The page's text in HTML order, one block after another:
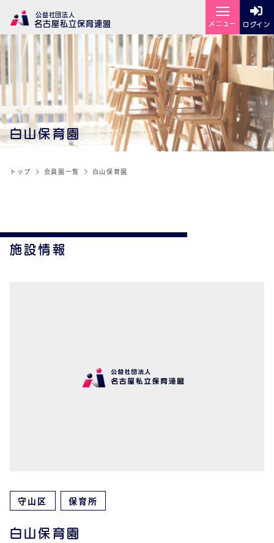
白山保育園
名古屋私立保育連盟
公益社団法人
メニュー
ログイン
トップ 会員園一覧 白山保育園
施設情報
守山区 保育所
白山保育園